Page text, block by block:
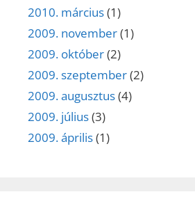
2010. március(1)
2009. november(1)
2009. október(2)
2009. szeptember(2)
2009. augusztus(4)
2009. július(3)
2009. április(1)